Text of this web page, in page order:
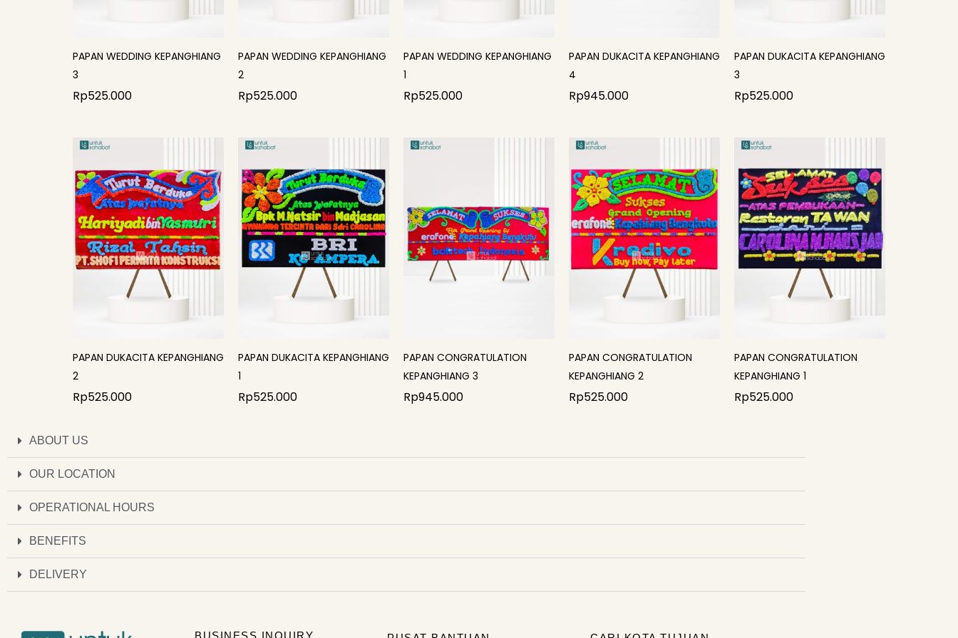
PAPAN WEDDING KEPANGHIANG
3
Rp525.000
PAPAN WEDDING KEPANGHIANG
2
Rp525.000
PAPAN WEDDING KEPANGHIANG
1
Rp525.000
PAPAN DUKACITA KEPANGHIANG
4
Rp945.000
PAPAN DUKACITA KEPANGHIANG
3
Rp525.000
PAPAN DUKACITA KEPANGHIANG
2
Rp525.000
PAPAN DUKACITA KEPANGHIANG
1
Rp525.000
PAPAN CONGRATULATION
KEPANGHIANG 3
Rp945.000
PAPAN CONGRATULATION
KEPANGHIANG 2
Rp525.000
PAPAN CONGRATULATION
KEPANGHIANG 1
Rp525.000
ABOUT US
OUR LOCATION
OPERATIONAL HOURS
BENEFITS
DELIVERY
BUSINESS INQUIRY